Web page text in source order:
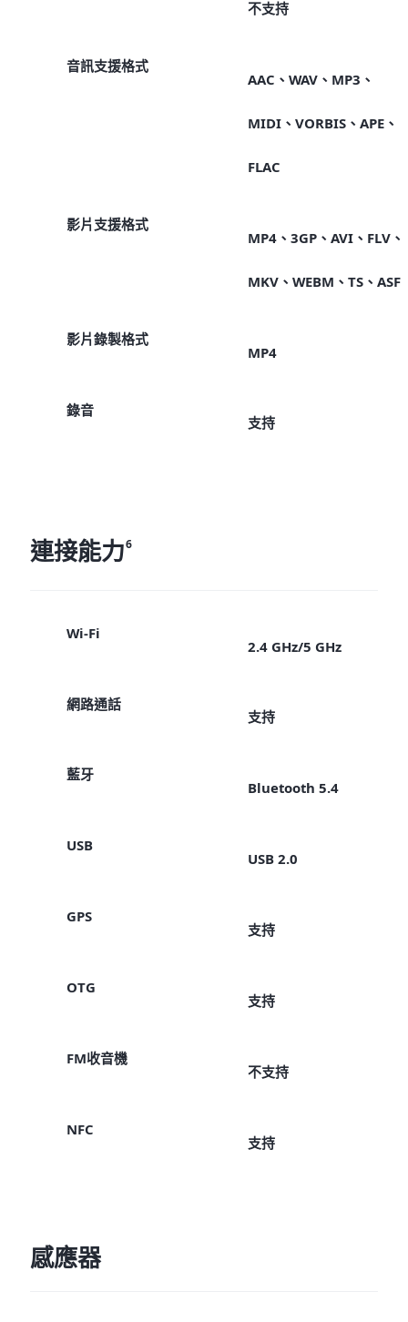
不支持
音訊支援格式
AAC、WAV、MP3、
MIDI、VORBIS、APE、
FLAC
影片支援格式
MP4、3GP、AVI、FLV、
MKV、WEBM、TS、ASF
影片錄製格式
MP4
錄音
支持
連接能力6
Wi-Fi
2.4 GHz/5 GHz
網路通話
支持
藍牙
Bluetooth 5.4
USB
USB 2.0
GPS
支持
OTG
支持
FM收音機
不支持
NFC
支持
感應器